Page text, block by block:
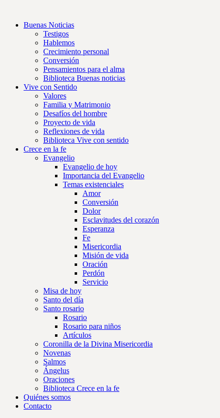
Buenas Noticias
Testigos
Hablemos
Crecimiento personal
Conversión
Pensamientos para el alma
Biblioteca Buenas noticias
Vive con Sentido
Valores
Familia y Matrimonio
Desafíos del hombre
Proyecto de vida
Reflexiones de vida
Biblioteca Vive con sentido
Crece en la fe
Evangelio
Evangelio de hoy
Importancia del Evangelio
Temas existenciales
Amor
Conversión
Dolor
Esclavitudes del corazón
Esperanza
Fe
Misericordia
Misión de vida
Oración
Perdón
Servicio
Misa de hoy
Santo del día
Santo rosario
Rosario
Rosario para niños
Artículos
Coronilla de la Divina Misericordia
Novenas
Salmos
Ángelus
Oraciones
Biblioteca Crece en la fe
Quiénes somos
Contacto